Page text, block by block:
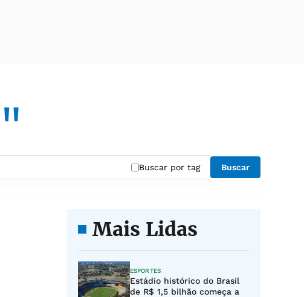
Buscar por tag Buscar
Mais Lidas
ESPORTES
Estádio histórico do Brasil
de R$ 1,5 bilhão começa a